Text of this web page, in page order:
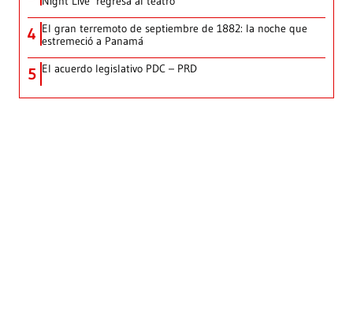
4 El gran terremoto de septiembre de 1882: la noche que
estremeció a Panamá
5 El acuerdo legislativo PDC – PRD